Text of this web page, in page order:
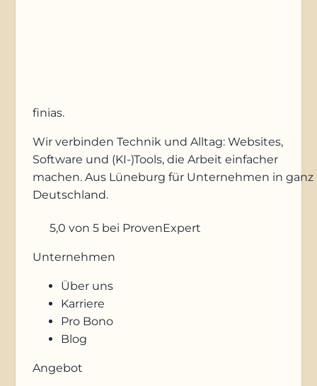
finias.
Wir verbinden Technik und Alltag: Websites,
Software und (KI-)Tools, die Arbeit einfacher
machen. Aus Lüneburg für Unternehmen in ganz
Deutschland.
5,0 von 5 bei ProvenExpert
Unternehmen
Über uns
Karriere
Pro Bono
Blog
Angebot